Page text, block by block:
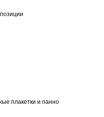
плакетки и панно